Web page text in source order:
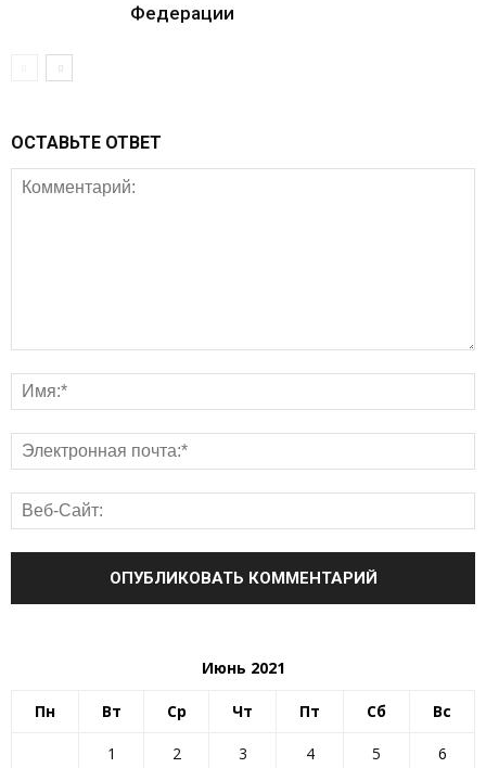
Федерации
ОСТАВЬТЕ ОТВЕТ
Июнь 2021
Пн Вт Ср Чт Пт Сб Вс
1 2 3 4 5 6